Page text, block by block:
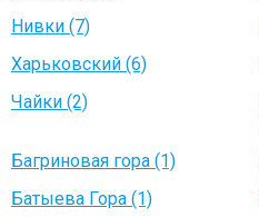
Нивки (7)
Харьковский (6)
Чайки (2)
Багриновая гора (1)
Батыева Гора (1)